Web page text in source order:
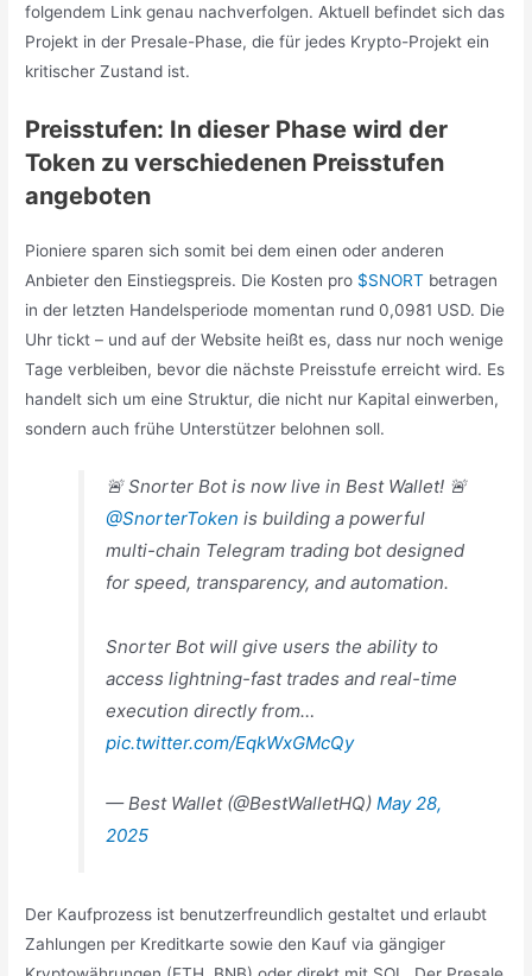
folgendem Link genau nachverfolgen. Aktuell befindet sich das
Projekt in der Presale-Phase, die für jedes Krypto-Projekt ein
kritischer Zustand ist.
Preisstufen: In dieser Phase wird der
Token zu verschiedenen Preisstufen
angeboten
Pioniere sparen sich somit bei dem einen oder anderen
Anbieter den Einstiegspreis. Die Kosten pro $SNORT betragen
in der letzten Handelsperiode momentan rund 0,0981 USD. Die
Uhr tickt – und auf der Website heißt es, dass nur noch wenige
Tage verbleiben, bevor die nächste Preisstufe erreicht wird. Es
handelt sich um eine Struktur, die nicht nur Kapital einwerben,
sondern auch frühe Unterstützer belohnen soll.
🚨 Snorter Bot is now live in Best Wallet! 🚨
@SnorterToken is building a powerful
multi-chain Telegram trading bot designed
for speed, transparency, and automation.
Snorter Bot will give users the ability to
access lightning-fast trades and real-time
execution directly from…
pic.twitter.com/EqkWxGMcQy
— Best Wallet (@BestWalletHQ)May 28,
2025
Der Kaufprozess ist benutzerfreundlich gestaltet und erlaubt
Zahlungen per Kreditkarte sowie den Kauf via gängiger